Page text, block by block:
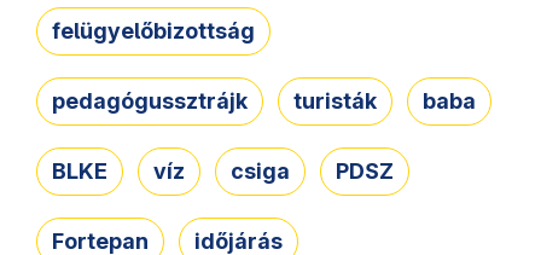
felügyelőbizottság
pedagógussztrájk turisták baba
BLKE víz csiga PDSZ
Fortepan időjárás